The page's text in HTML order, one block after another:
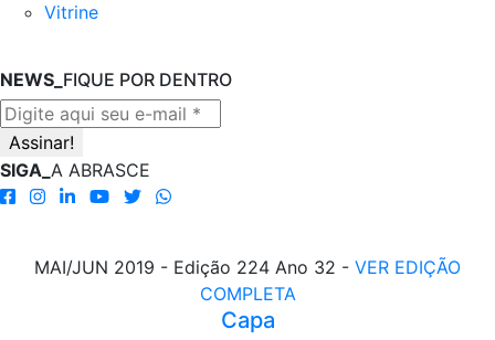
Vitrine
NEWS_ FIQUE POR DENTRO
SIGA_ A ABRASCE
MAI/JUN 2019 - Edição 224 Ano 32 - VER EDIÇÃO
COMPLETA
Capa